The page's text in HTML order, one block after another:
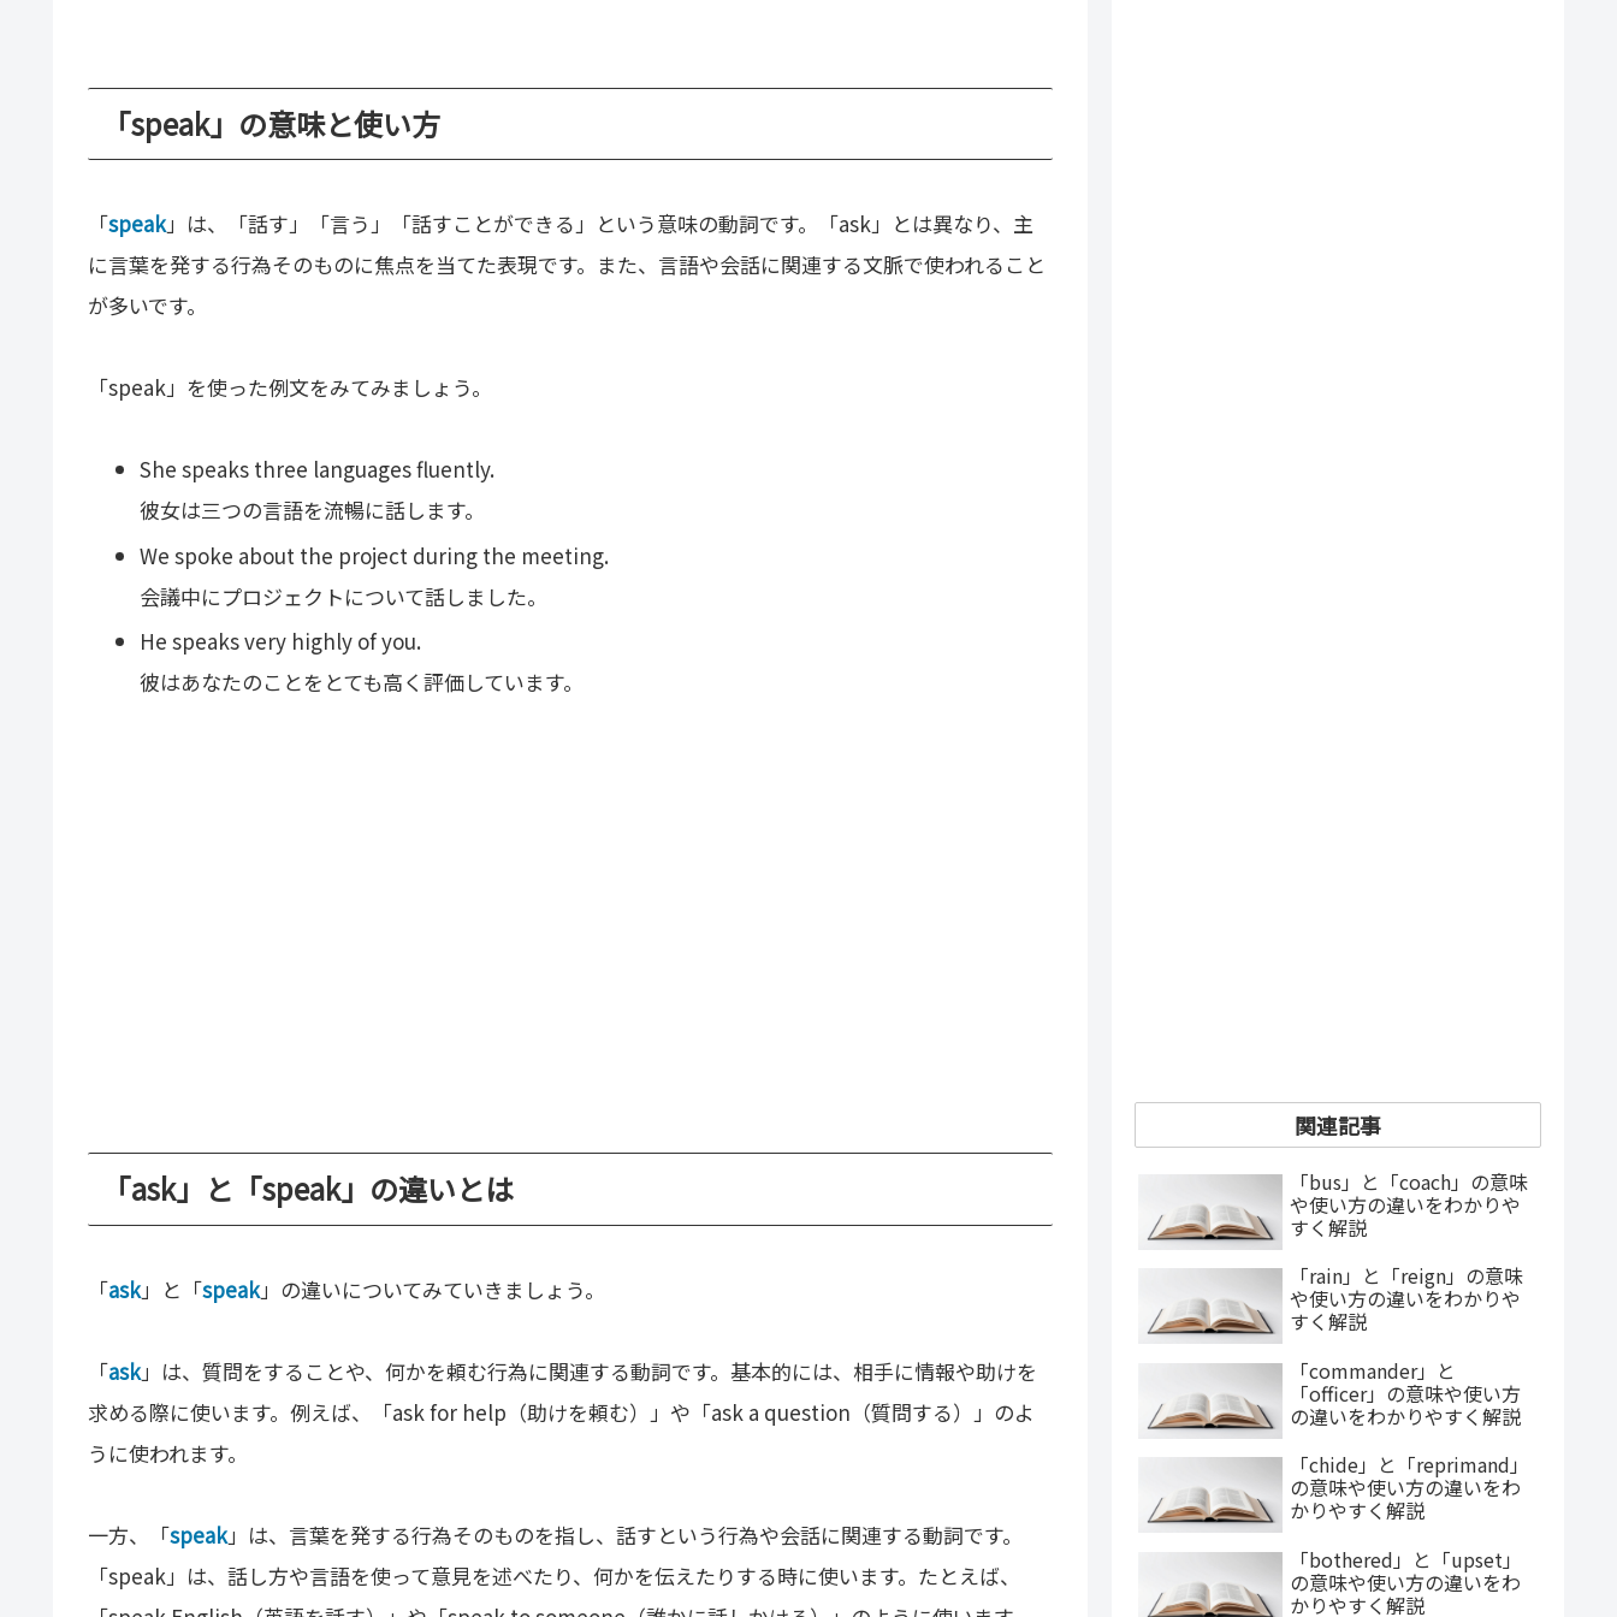
「speak」の意味と使い方
「speak」は、「話す」「言う」「話すことができる」という意味の動詞です。「ask」とは異なり、主
に言葉を発する行為そのものに焦点を当てた表現です。また、言語や会話に関連する文脈で使われること
が多いです。
「speak」を使った例文をみてみましょう。
She speaks three languages fluently.
彼女は三つの言語を流暢に話します。
We spoke about the project during the meeting.
会議中にプロジェクトについて話しました。
He speaks very highly of you.
彼はあなたのことをとても高く評価しています。
「ask」と「speak」の違いとは
「ask」と「speak」の違いについてみていきましょう。
「ask」は、質問をすることや、何かを頼む行為に関連する動詞です。基本的には、相手に情報や助けを
求める際に使います。例えば、「ask for help（助けを頼む）」や「ask a question（質問する）」のよ
うに使われます。
一方、「speak」は、言葉を発する行為そのものを指し、話すという行為や会話に関連する動詞です。
「speak」は、話し方や言語を使って意見を述べたり、何かを伝えたりする時に使います。たとえば、
関連記事
「bus」と「coach」の意味
や使い方の違いをわかりや
すく解説
「rain」と「reign」の意味
や使い方の違いをわかりや
すく解説
「commander」と
「officer」の意味や使い方
の違いをわかりやすく解説
「chide」と「reprimand」
の意味や使い方の違いをわ
かりやすく解説
「bothered」と「upset」
の意味や使い方の違いをわ
かりやすく解説